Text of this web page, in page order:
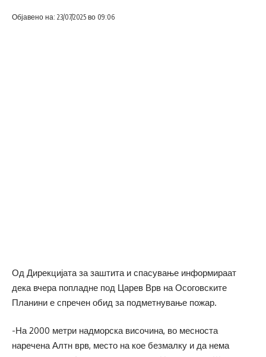
Објавено на: 23/07/2025 во 09:06
Од Дирекцијата за заштита и спасување информираат
дека вчера попладне под Царев Врв на Осоговските
Планини е спречен обид за подметнување пожар.
-На 2000 метри надморска височина, во месноста
наречена Алтн врв, место на кое безмалку и да нема